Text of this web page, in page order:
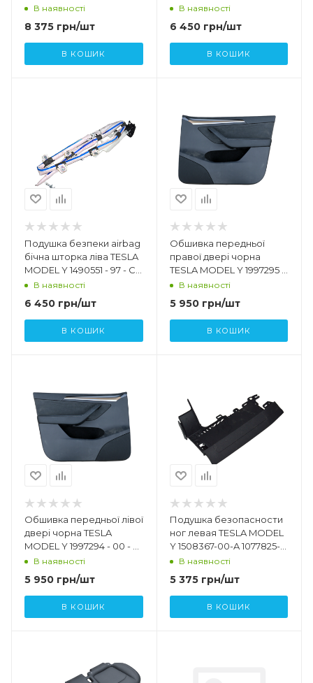
1493783 - 01 - C
В наявності
8 375 грн/шт
В КОШИК
00 - B 1490552 - 97 - C
В наявності
6 450грн/шт
В КОШИК
Подушка безпеки airbag
бічна шторка ліва TESLA
MODEL Y 1490551 - 97 - C
1675065 - 00 - B
В наявності
6 450 грн/шт
В КОШИК
Обшивка передньої
правої двері чорна
TESLA MODEL Y 1997295 -
00 - B 1697295 - 99 - G
В наявності
5 950грн/шт
В КОШИК
Обшивка передньої лівої
двері чорна TESLA
MODEL Y 1997294 - 00 - B
1697294 - 01 - C 1803120 -
В наявності
5 950 грн/шт
В КОШИК
Подушка безопасности
ног левая TESLA MODEL
Y 1508367-00-A 1077825-
00-DВ наявності
5 375грн/шт
В КОШИК